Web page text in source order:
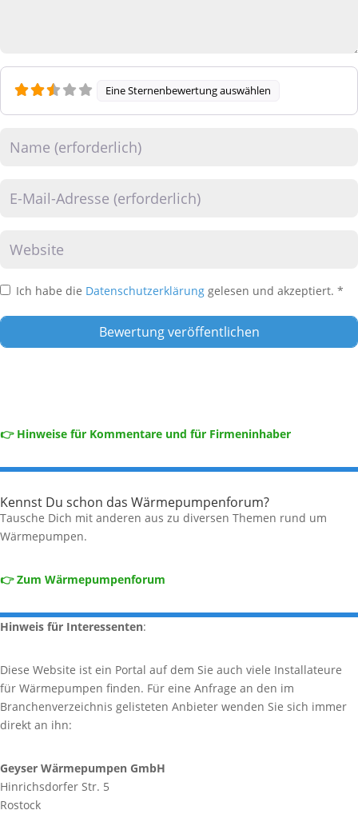
Eine Sternenbewertung auswählen
Ich habe die Datenschutzerklärung gelesen und akzeptiert. *
👉 Hinweise für Kommentare und für Firmeninhaber
Kennst Du schon das Wärmepumpenforum?
Tausche Dich mit anderen aus zu diversen Themen rund um
Wärmepumpen.
👉 Zum Wärmepumpenforum
Hinweis für Interessenten:
Diese Website ist ein Portal auf dem Sie auch viele Installateure
für Wärmepumpen finden. Für eine Anfrage an den im
Branchenverzeichnis gelisteten Anbieter wenden Sie sich immer
direkt an ihn:
Geyser Wärmepumpen GmbH
Hinrichsdorfer Str. 5
Rostock